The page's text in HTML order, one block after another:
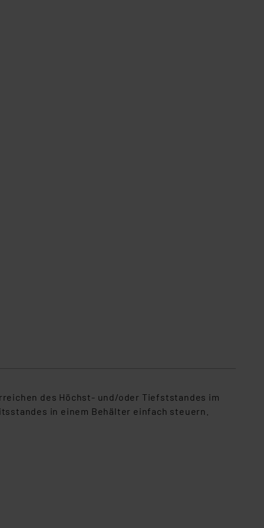
des Höchst- und/oder Tiefststandes im
in einem Behälter einfach steuern.